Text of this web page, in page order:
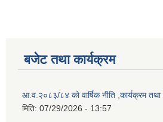
बजेट तथा कार्यक्रम
आ.व.२०८३/८४ को वार्षिक नीति ,कार्यक्रम
मिति: 07/29/2026 - 13:57